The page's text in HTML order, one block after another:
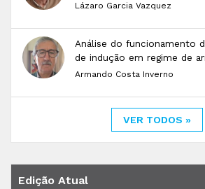
Lázaro Garcia Vazquez
Análise do funcionamento
de indução em regime de
Armando Costa Inverno
VER TODOS »
Edição Atual